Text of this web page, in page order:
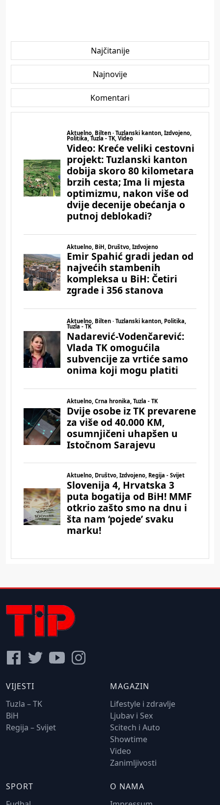
Najčitanije
Najnovije
Komentari
VIJESTI
Tuzla – TK
BiH
Regija – Svijet
MAGAZIN
Lifestyle i zdravlje
Ljubav i Sex
Scitech i Auto
Showtime
Video
Zanimljivosti
SPORT
O NAMA